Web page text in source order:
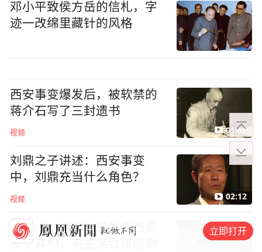
邓小平致侯方岳的信札，字
迹一改绵里藏针的风格
西安事变爆发后，被软禁的
蒋介石写了三封遗书
视频 01:19
刘鼎之子讲述：西安事变
中，刘鼎充当什么角色？
视频 02:12
范长江，打破封锁报道西安
事变真相，毛主席致信感谢
立即打开